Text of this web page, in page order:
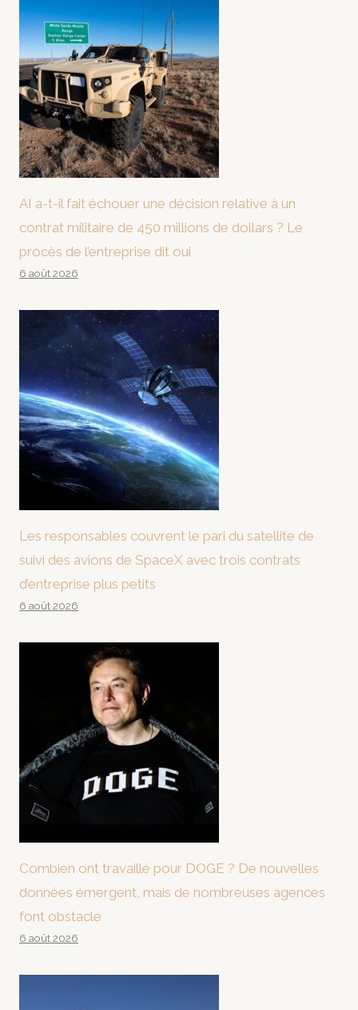
AI a-t-il fait échouer une décision relative à un
contrat militaire de 450 millions de dollars ? Le
procès de l’entreprise dit oui
6 août 2026
Les responsables couvrent le pari du satellite de
suivi des avions de SpaceX avec trois contrats
d’entreprise plus petits
6 août 2026
Combien ont travaillé pour DOGE ? De nouvelles
données émergent, mais de nombreuses agences
font obstacle
6 août 2026